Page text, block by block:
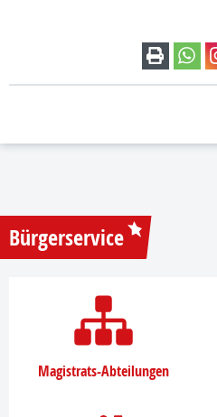
Bürgerservice
Magistrats-Abteilungen